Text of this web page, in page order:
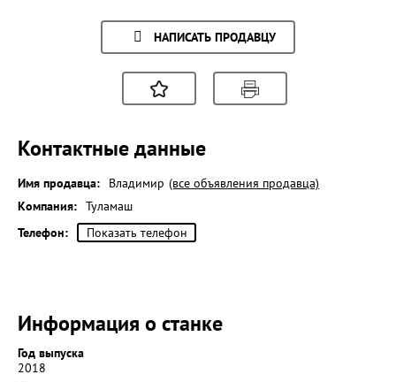
НАПИСАТЬ ПРОДАВЦУ
Контактные данные
Имя продавца: Владимир (все объявления продавца)
Компания: Туламаш
Телефон:
Показать телефон
Информация о станке
Год выпуска
2018